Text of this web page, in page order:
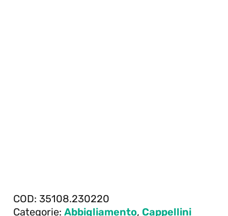
COD: 35108.230220
Categorie: Abbigliamento, Cappellini